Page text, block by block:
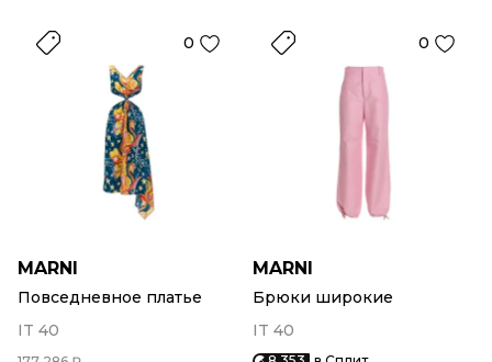
0
MARNI
Повседневное платье
IT 40
0
MARNI
Брюки широкие
IT 40